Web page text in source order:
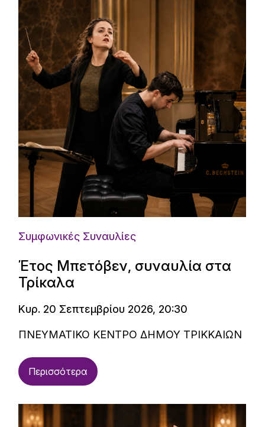
Συμφωνικές Συναυλίες
Έτος Μπετόβεν, συναυλία στα
Τρίκαλα
Κυρ. 20 Σεπτεμβρίου 2026, 20:30
ΠΝΕΥΜΑΤΙΚΟ ΚΕΝΤΡΟ ΔΗΜΟΥ ΤΡΙΚΚΑΙΩΝ
Περισσότερα